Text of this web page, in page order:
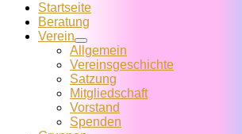
Startseite
Beratung
Verein
Allgemein
Vereins­geschichte
Satzung
Mitglied­schaft
Vorstand
Spenden